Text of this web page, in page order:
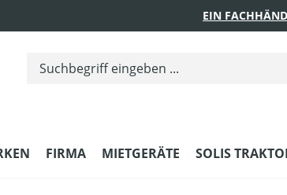
EIN
FIRMA MIETGERÄTE SOLIS